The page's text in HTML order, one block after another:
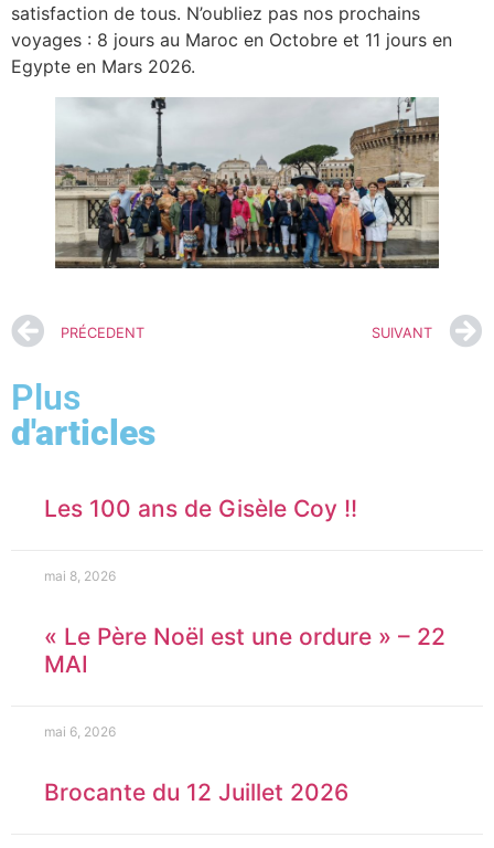
satisfaction de tous. N’oubliez pas nos prochains
voyages : 8 jours au Maroc en Octobre et 11 jours en
Egypte en Mars 2026.
PRÉCEDENT SUIVANT
Plus
d'articles
Les 100 ans de Gisèle Coy !!
mai 8, 2026
« Le Père Noël est une ordure » – 22
MAI
mai 6, 2026
Brocante du 12 Juillet 2026